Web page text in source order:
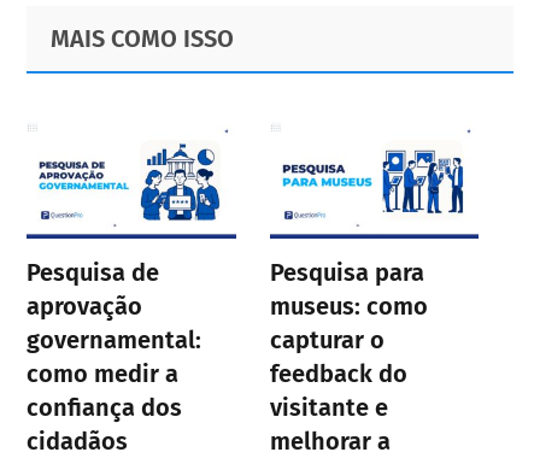
Primary
Sidebar
Footer
MAIS COMO ISSO
Pesquisa de
aprovação
governamental:
como medir a
confiança dos
cidadãos
Pesquisa para
museus: como
capturar o
feedback do
visitante e
melhorar a